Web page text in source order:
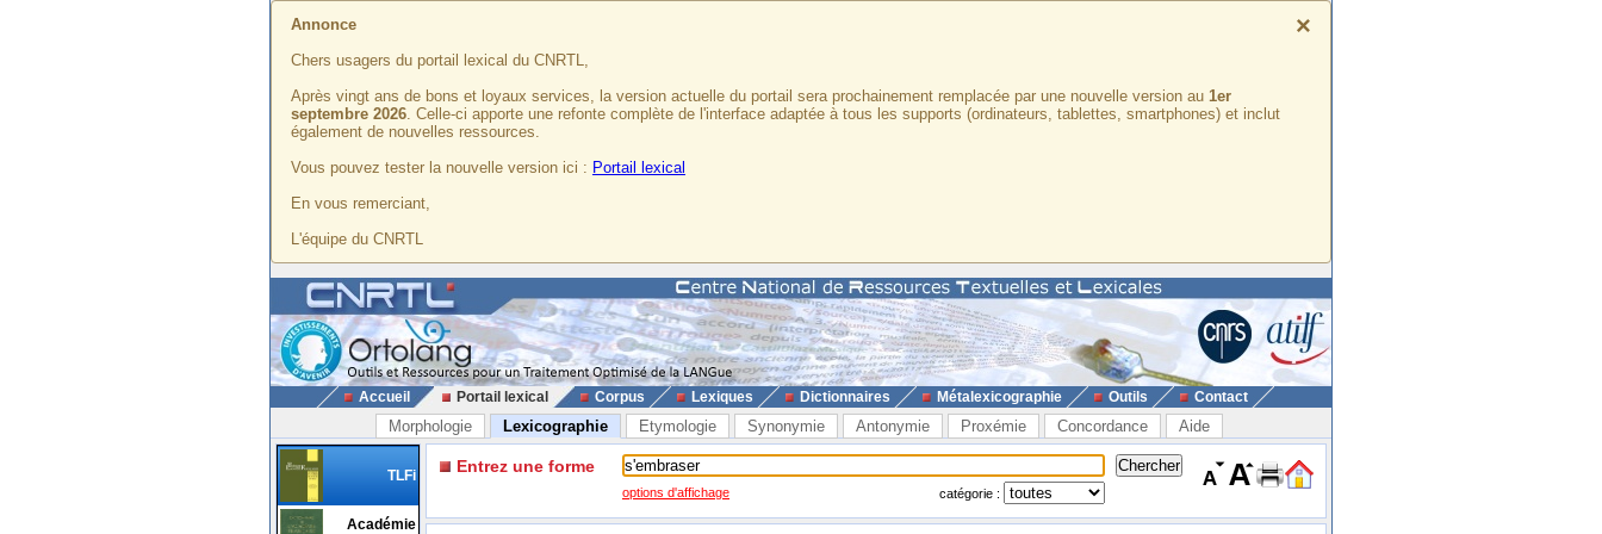
×
Annonce
Chers usagers du portail lexical du CNRTL,
Après vingt ans de bons et loyaux services, la version actuelle du portail sera prochainement remplacée par une nouvelle version au 1er
septembre 2026. Celle-ci apporte une refonte complète de l'interface adaptée à tous les supports (ordinateurs, tablettes, smartphones) et inclut
également de nouvelles ressources.
Vous pouvez tester la nouvelle version ici : Portail lexical
En vous remerciant,
L'équipe du CNRTL
Accueil Portail lexical Corpus Lexiques Dictionnaires Métalexicographie Outils Contact
Morphologie Lexicographie Etymologie Synonymie Antonymie Proxémie Concordance Aide
TLFi
Académie
Entrez une forme
options d'affichage catégorie :